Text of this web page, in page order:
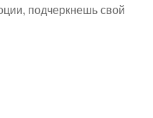
подчеркнешь свой